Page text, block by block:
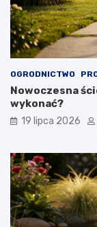
OGRODNICTWO
Nowoczesna
wykonać?
19 lipca 2026